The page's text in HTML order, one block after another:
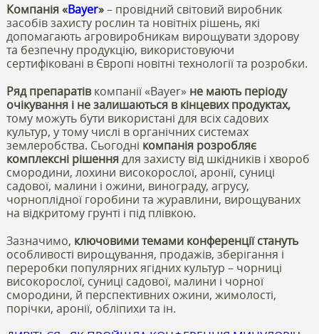
Компанія «Bayer»– провідний світовий виробник
засобів захисту рослин та новітніх рішень, які
допомагають агровиробникам вирощувати здорову
та безпечну продукцію, використовуючи
сертифіковані в Європі новітні технології та розробки.
Ряд препаратівкомпанії «Bayer» не мають періоду
очікування і не залишаються в кінцевих продуктах,
тому можуть бути використані для всіх садових
культур, у тому числі в органічних системах
землеробства. Сьогодні компанія розробляє
комплексні рішеннядля захисту від шкідників і хвороб
смородини, лохини високорослої, аронії, суниці
садової, малини і ожини, винограду, агрусу,
чорноплідної горобини та журавлини, вирощуваних
на відкритому грунті і під плівкою.
Зазначимо, ключовими темами конференції стануть
особливості вирощування, продажів, зберігання і
переробки популярних ягідних культур – чорниці
високорослої, суниці садової, малини і чорної
смородини, й перспективних ожини, жимолості,
порічки, аронії, обліпихи та ін.